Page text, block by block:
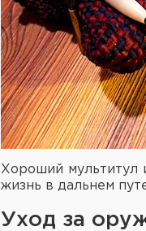
Хороший мультитул
жизнь в дальнем
Уход за